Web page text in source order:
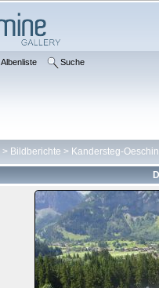
Albenliste Suche
> Bildberichte > Kandersteg-